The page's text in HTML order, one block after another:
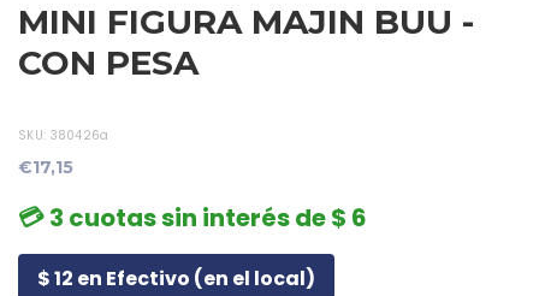
MINI FIGURA MAJIN BUU -
CON PESA
SKU: 380426a
€17,15
💳 3 cuotas sin interés de $ 6
$ 12 en Efectivo (en el local)